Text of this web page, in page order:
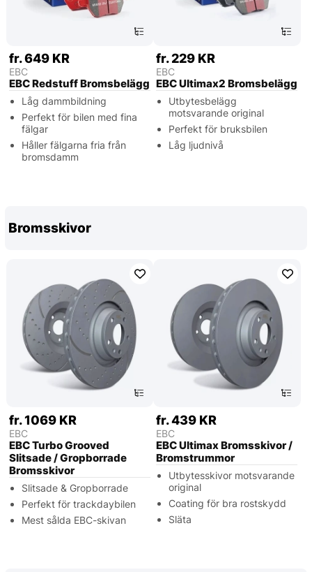
fr. 649 KR
EBC
EBC Redstuff Bromsbelägg
Låg dammbildning
Perfekt för bilen med fina
fälgar
Håller fälgarna fria från
bromsdamm
fr. 229 KR
EBC
EBC Ultimax2 Bromsbelägg
Utbytesbelägg
motsvarande original
Perfekt för bruksbilen
Låg ljudnivå
Bromsskivor
fr. 1069 KR
EBC
EBC Turbo Grooved
Slitsade / Gropborrade
Bromsskivor
Slitsade & Gropborrade
Perfekt för trackdaybilen
Mest sålda EBC-skivan
fr. 439 KR
EBC
EBC Ultimax Bromsskivor /
Bromstrummor
Utbytesskivor motsvarande
original
Coating för bra rostskydd
Släta